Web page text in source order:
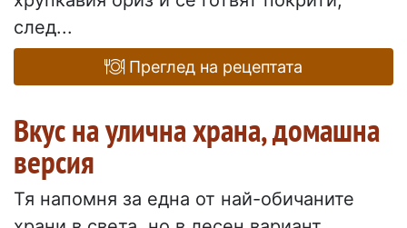
след...
Преглед на рецептата
Вкус на улична храна, домашна
версия
Тя напомня за една от най-обичаните